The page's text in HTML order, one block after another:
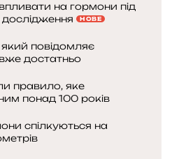
на гормони під
дослідження
НОВЕ
який повідомляє
достатньо
правило, яке
понад 100 років
спілкуються на